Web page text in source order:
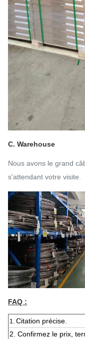
C. Warehouse
Nous avons le grand
s'attendant votre visite.
FAQ :
1. Citation précise.
2. Confirmez le prix,